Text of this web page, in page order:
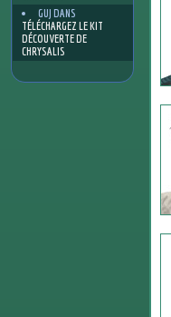
GUJ DANS
TÉLÉCHARGEZ LE KIT
DÉCOUVERTE DE
CHRYSALIS